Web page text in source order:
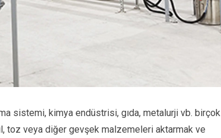
sistemi, kimya endüstrisi, gıda, metalurji vb. birçok
toz veya diğer gevşek malzemeleri aktarmak ve